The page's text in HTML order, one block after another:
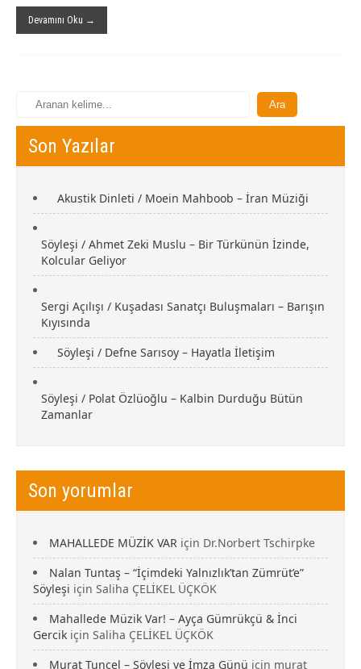
Devamını Oku →
Son Yazılar
Akustik Dinleti / Moein Mahboob – İran Müziği
Söyleşi / Ahmet Zeki Muslu – Bir Türkünün İzinde,
Kolcular Geliyor
Sergi Açılışı / Kuşadası Sanatçı Buluşmaları – Barışın
Kıyısında
Söyleşi / Defne Sarısoy – Hayatla İletişim
Söyleşi / Polat Özlüoğlu – Kalbin Durduğu Bütün
Zamanlar
Son yorumlar
MAHALLEDE MÜZİK VAR için Dr.Norbert Tschirpke
Nalan Tuntaş – “İçimdeki Yalnızlık’tan Zümrüt’e”
Söyleşi için Saliha ÇELİKEL ÜÇKÖK
Mahallede Müzik Var! – Ayça Gümrükçü & İnci
Gercik için Saliha ÇELİKEL ÜÇKÖK
Murat Tuncel – Söyleşi ve İmza Günü için murat